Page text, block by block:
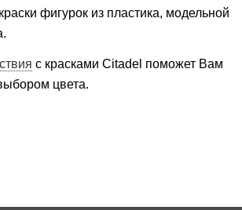
фигурок из пластика, модельной
с красками Citadel поможет Вам
цвета.